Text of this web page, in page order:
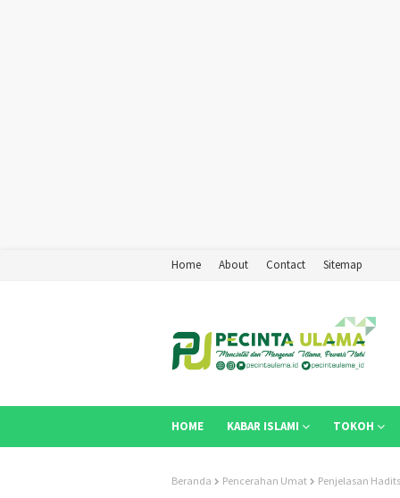
Home About Contact Sitemap
HOME KABAR ISLAMI TOKOH
Beranda Pencerahan Umat Penjelasan